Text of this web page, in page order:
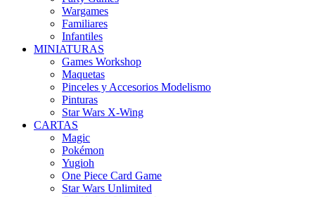
Wargames
Familiares
Infantiles
MINIATURAS
Games Workshop
Maquetas
Pinceles y Accesorios Modelismo
Pinturas
Star Wars X-Wing
CARTAS
Magic
Pokémon
Yugioh
One Piece Card Game
Star Wars Unlimited